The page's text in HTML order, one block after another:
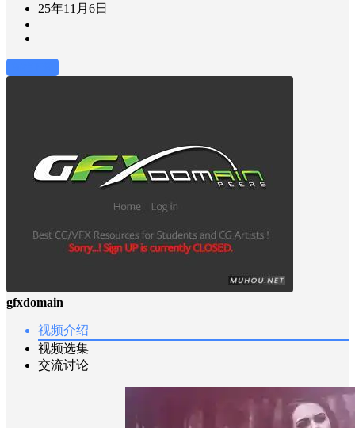
25年11月6日
gfxdomain
视频介绍
视频选集
交流讨论